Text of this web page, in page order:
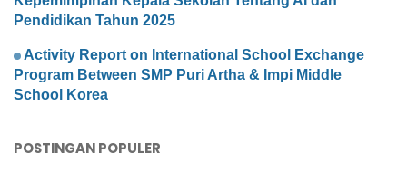
Pendidikan Tahun 2025
Activity Report on International School Exchange
Program Between SMP Puri Artha & Impi Middle
School Korea
POSTINGAN POPULER